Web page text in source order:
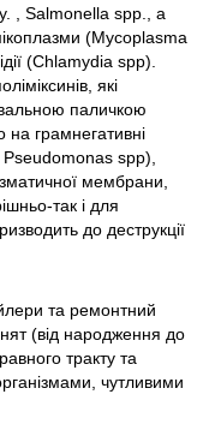
, Salmonella spp., а
(Mycoplasma
(Chlamydia spp).
які
паличкою
на грамнегативні
Pseudomonas spp),
мембрани,
так і для
до деструкції
та ремонтний
(від народження до
тракту та
чутливими